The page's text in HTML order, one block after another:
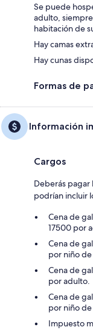
Se puede
adulto,
habitación de
Hay camas
Hay cunas
Formas de
Información
Cargos
Deberás
podrían incluir
Cena de
17500 por
Cena de
por niño de
Cena de
por adulto.
Cena de
por niño de
Impuesto